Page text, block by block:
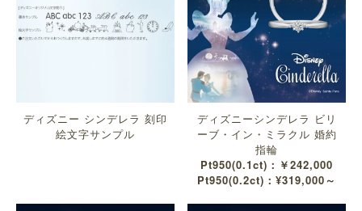
ディズニー シンデレラ 刻印
絵文字サンプル
ディズニーシンデレラ ビリ
ーブ・イン・ミラクル 婚約
指輪
Pt950(0.1ct)：￥242,000
Pt950(0.2ct)：¥319,000～